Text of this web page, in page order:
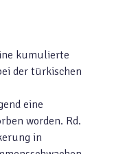
kumulierte
der türkischen
eine
worden. Rd.
in